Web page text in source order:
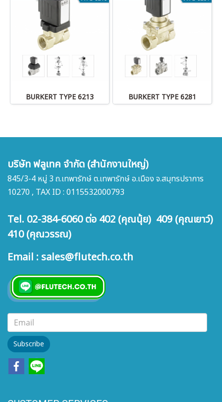
BURKERT TYPE 6213 BURKERT TYPE 6281
บริษัท ฟลูเทค จำกัด (สำนักงานใหญ่)
845/3-4 หมู่ 3 ถ.เทพารักษ์ ต.เทพารักษ์ อ.เมือง จ.สมุทรปราการ
10270 , TAX ID : 0115532000793
Tel. 02-384-6060 ต่อ 402 (คุณนุ้ย) 409 (คุณเยาว์)
410 (คุณวรรณ)
Email : sales@flutech.co.th
Subscribe